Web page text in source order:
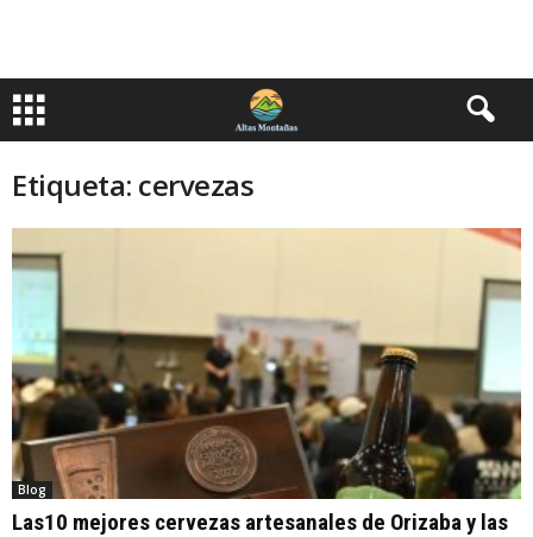
Etiqueta: cervezas
Blog
Las10 mejores cervezas artesanales de Orizaba y las